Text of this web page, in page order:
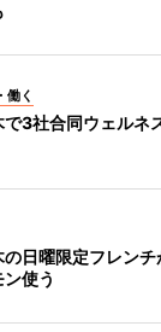
働く
で3社合同ウェル
の日曜限定フレン
使う